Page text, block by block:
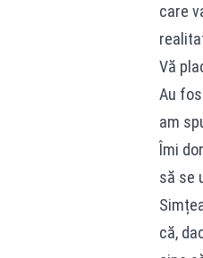
care
Vă
Au
am
Îmi
să se
că,